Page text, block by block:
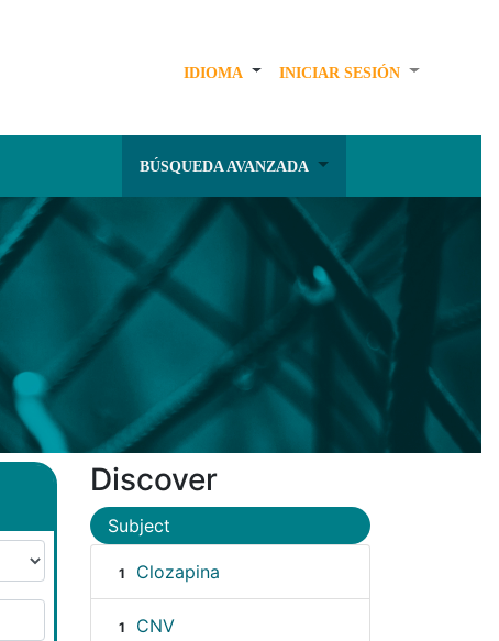
IDIOMA INICIAR SESIÓN
BÚSQUEDA AVANZADA
Discover
Subject
1 Clozapina
1 CNV